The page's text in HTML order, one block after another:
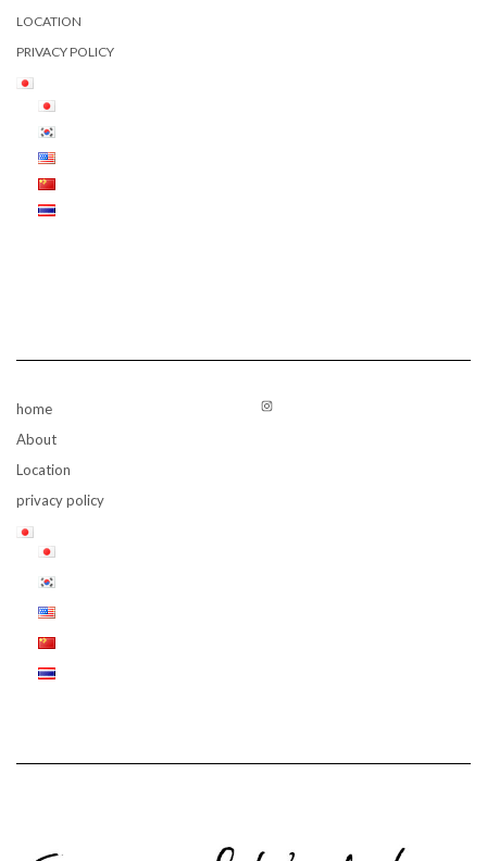
LOCATION
PRIVACY POLICY
home
About
Location
privacy policy
Instagram